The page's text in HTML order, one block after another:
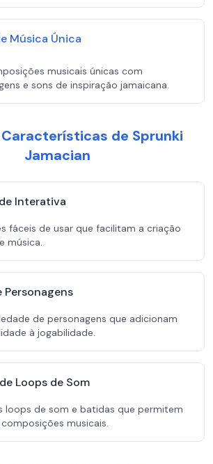
Música Única
musicais únicas com
e sons de inspiração jamaicana.
de Sprunki
Jamacian
Interativa
fáceis de usar que facilitam a criação
música.
Personagens
de personagens que adicionam
à jogabilidade.
Loops de Som
loops de som e batidas que permitem
musicais.